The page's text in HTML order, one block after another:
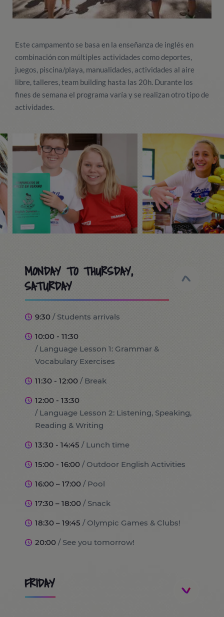
Este campamento se basa en la enseñanza de inglés en
combinación con múltiples actividades como deportes,
juegos, piscina/playa, manualidades, actividades al aire
libre, talleres, team building hasta las 20h. Durante los
fines de semana el programa varía y se realizan otro tipo de
actividades.
MONDAY TO THURSDAY,
SATURDAY
9:30 / Students arrivals
10:00 - 11:30
/ Language Lesson 1: Grammar &
Vocabulary Exercises
11:30 - 12:00 / Break
12:00 - 13:30
/ Language Lesson 2: Listening, Speaking,
Reading & Writing
13:30 - 14:45 / Lunch time
15:00 - 16:00 / Outdoor English Activities
16:00 – 17:00 / Pool
17:30 – 18:00 / Snack
18:30 – 19:45 / Olympic Games & Clubs!
20:00 / See you tomorrow!
FRIDAY